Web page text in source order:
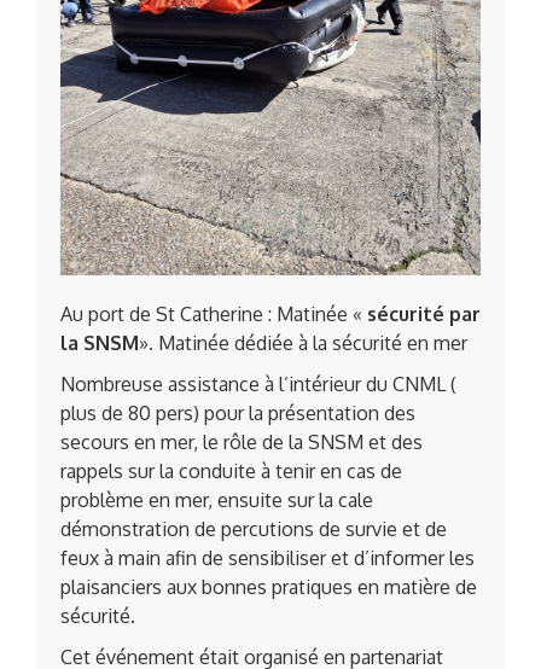
Au port de St Catherine : Matinée « sécurité par
la SNSM». Matinée dédiée à la sécurité en mer
Nombreuse assistance à l’intérieur du CNML (
plus de 80 pers) pour la présentation des
secours en mer, le rôle de la SNSM et des
rappels sur la conduite à tenir en cas de
problème en mer, ensuite sur la cale
démonstration de percutions de survie et de
feux à main afin de sensibiliser et d’informer les
plaisanciers aux bonnes pratiques en matière de
sécurité.
Cet événement était organisé en partenariat